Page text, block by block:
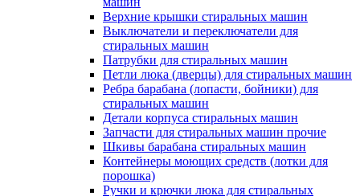
Верхние крышки стиральных машин
Выключатели и переключатели для
стиральных машин
Патрубки для стиральных машин
Петли люка (дверцы) для стиральных машин
Ребра барабана (лопасти, бойники) для
стиральных машин
Детали корпуса стиральных машин
Запчасти для стиральных машин прочие
Шкивы барабана стиральных машин
Контейнеры моющих средств (лотки для
порошка)
Ручки и крючки люка для стиральных